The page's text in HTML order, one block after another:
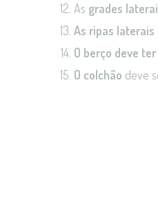
As grades
As ripas laterais
O berço deve
O colchão deve